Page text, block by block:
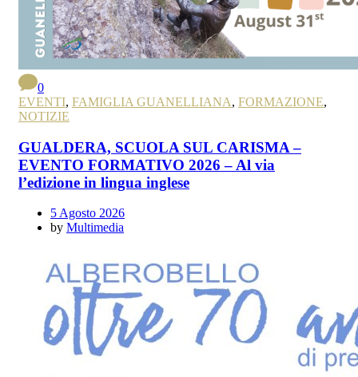
0
EVENTI, FAMIGLIA GUANELLIANA, FORMAZIONE,
NOTIZIE
GUALDERA, SCUOLA SUL CARISMA –
EVENTO FORMATIVO 2026 – Al via
l’edizione in lingua inglese
5 Agosto 2026
by Multimedia